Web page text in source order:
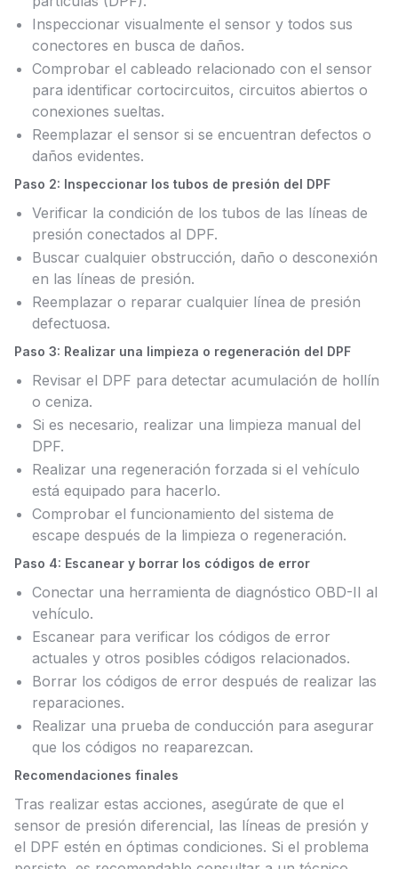
Inspeccionar visualmente el sensor y todos sus
conectores en busca de daños.
Comprobar el cableado relacionado con el sensor
para identificar cortocircuitos, circuitos abiertos o
conexiones sueltas.
Reemplazar el sensor si se encuentran defectos o
daños evidentes.
Paso 2: Inspeccionar los tubos de presión del DPF
Verificar la condición de los tubos de las líneas de
presión conectados al DPF.
Buscar cualquier obstrucción, daño o desconexión
en las líneas de presión.
Reemplazar o reparar cualquier línea de presión
defectuosa.
Paso 3: Realizar una limpieza o regeneración del DPF
Revisar el DPF para detectar acumulación de hollín
o ceniza.
Si es necesario, realizar una limpieza manual del
DPF.
Realizar una regeneración forzada si el vehículo
está equipado para hacerlo.
Comprobar el funcionamiento del sistema de
escape después de la limpieza o regeneración.
Paso 4: Escanear y borrar los códigos de error
Conectar una herramienta de diagnóstico OBD-II al
vehículo.
Escanear para verificar los códigos de error
actuales y otros posibles códigos relacionados.
Borrar los códigos de error después de realizar las
reparaciones.
Realizar una prueba de conducción para asegurar
que los códigos no reaparezcan.
Recomendaciones finales
Tras realizar estas acciones, asegúrate de que el
sensor de presión diferencial, las líneas de presión y
el DPF estén en óptimas condiciones. Si el problema